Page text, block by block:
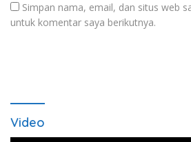
Simpan nama, email, dan situs web
untuk komentar saya berikutnya.
Video